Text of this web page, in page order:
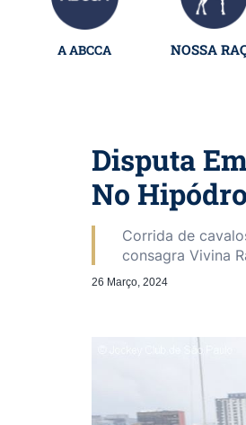
A ABCCA NOSSA
Disputa
No
Corrida de
consagra Vivina
26 Março, 2024